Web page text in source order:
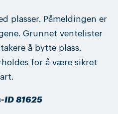
plasser. Påmeldingen er
Grunnet ventelister
å bytte plass.
for å være sikret
ID 81625